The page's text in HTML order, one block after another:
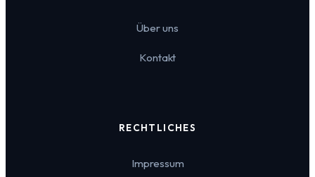
Über uns
Kontakt
RECHTLICHES
Impressum